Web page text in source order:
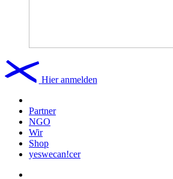
Hier anmelden
Partner
NGO
Wir
Shop
yeswecan!cer